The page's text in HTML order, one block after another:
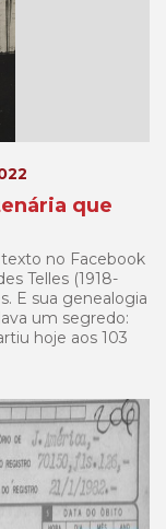
que
no Facebook
Telles (1918-
E sua genealogia
um segredo:
hoje aos 103